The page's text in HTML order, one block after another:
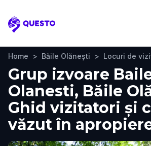
Questo
Home > Băile Olănești > Locuri de
Grup izvoare
Olanesti, Băile
Ghid vizitatori și
văzut în